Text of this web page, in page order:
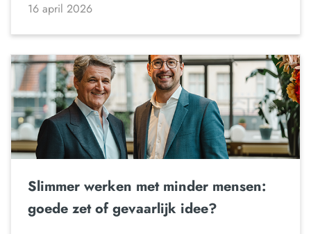
16 april 2026
Slimmer werken met minder mensen:
goede zet of gevaarlijk idee?